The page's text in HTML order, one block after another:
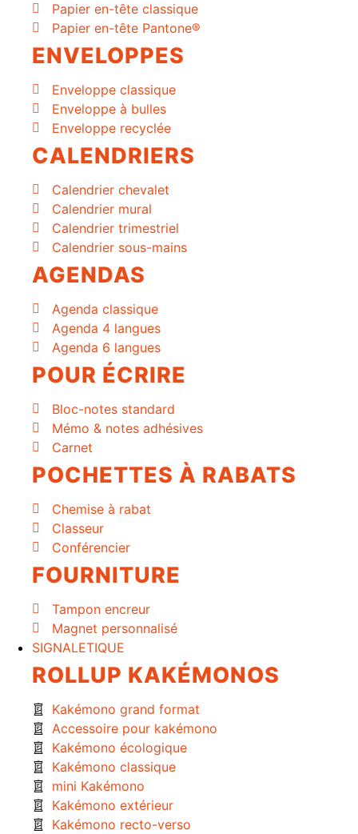
Papier en-tête classique
Papier en-tête Pantone®
ENVELOPPES
Enveloppe classique
Enveloppe à bulles
Enveloppe recyclée
CALENDRIERS
Calendrier chevalet
Calendrier mural
Calendrier trimestriel
Calendrier sous-mains
AGENDAS
Agenda classique
Agenda 4 langues
Agenda 6 langues
POUR ÉCRIRE
Bloc-notes standard
Mémo & notes adhésives
Carnet
POCHETTES À RABATS
Chemise à rabat
Classeur
Conférencier
FOURNITURE
Tampon encreur
Magnet personnalisé
SIGNALETIQUE
ROLLUP KAKÉMONOS
Kakémono grand format
Accessoire pour kakémono
Kakémono écologique
Kakémono classique
mini Kakémono
Kakémono extérieur
Kakémono recto-verso